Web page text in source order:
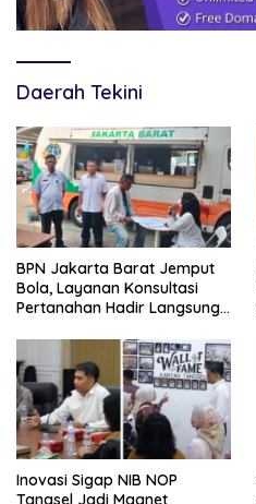
Daerah Tekini
BPN Jakarta Barat Jemput
Bola, Layanan Konsultasi
Pertanahan Hadir Langsung
Inovasi Sigap NIB NOP
Tangsel Jadi Magnet